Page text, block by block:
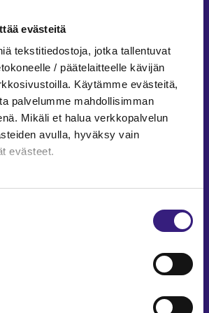
evästeitä
tekstitiedostoja, jotka tallentuvat
/ päätelaitteelle kävijän
Käytämme evästeitä,
palvelumme mahdollisimman
Mikäli et halua verkkopalvelun
avulla, hyväksy vain
evästeet.
tutuksi
eri osa-alueet ja